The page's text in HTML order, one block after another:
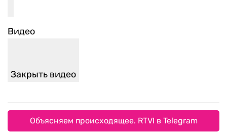
Видео
Закрыть видео
Объясняем происходящее. RTVI в Telegram